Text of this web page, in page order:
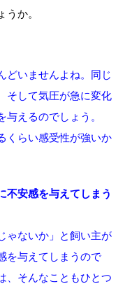
か。
どいませんよね。同じ
そして気圧が急に変化
えるのでしょう。
くらい感受性が強いか
不安感を与えてしまう
ゃないか」と飼い主が
を与えてしまうので
、そんなこともひとつ